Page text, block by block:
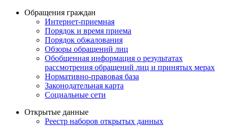
Обращения граждан
Интернет-приемная
Порядок и время приема
Порядок обжалования
Обзоры обращений лиц
Обобщенная информация о результатах
рассмотрения обращений лиц и принятых мерах
Нормативно-правовая база
Законодательная карта
Социальные сети
Открытые данные
Реестр наборов открытых данных